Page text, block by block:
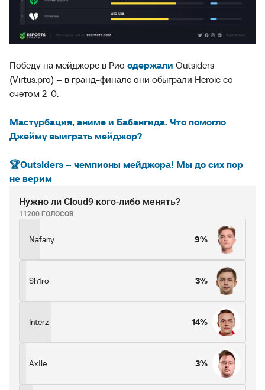
Победу на мейджоре в Рио одержали Outsiders
(Virtus.pro) – в гранд-финале они обыграли Heroic со
счетом 2-0.
Мастурбация, аниме и Бабангида. Что помогло
Джейму выиграть мейджор?
🏆Outsiders – чемпионы мейджора! Мы до сих пор
не верим
Нужно ли Cloud9 кого-либо менять?
11200 ГОЛОСОВ
Nafany 9%
Sh1ro 3%
Interz 14%
Ax1le 3%